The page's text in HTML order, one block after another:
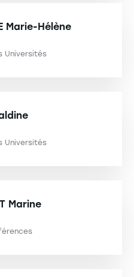
Marie-Hélène
Universités
Universités
Marine